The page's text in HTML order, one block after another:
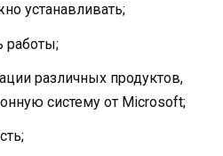
устанавливать;
работы;
различных продуктов,
систему от Microsoft;